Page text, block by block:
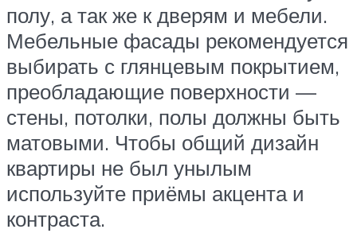
полу, а так же к дверям и мебели.
Мебельные фасады рекомендуется
выбирать с глянцевым покрытием,
преобладающие поверхности —
стены, потолки, полы должны быть
матовыми. Чтобы общий дизайн
квартиры не был унылым
используйте приёмы акцента и
контраста.